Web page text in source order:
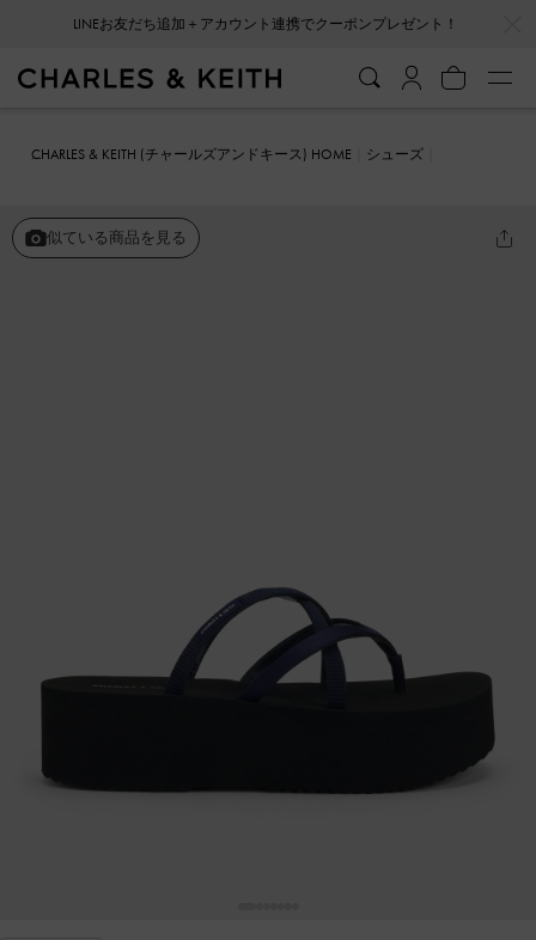
LINEお友だち追加＋アカウント連携でクーポンプレゼント！
CHARLES & KEITH (チャールズアンドキース) HOME
シューズ
似ている商品を見る